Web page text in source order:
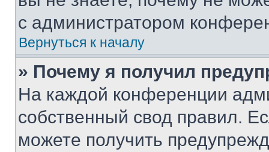
с администратором
Вернуться к началу
» Почему я получил
На каждой конференции
собственный свод правил.
можете получить